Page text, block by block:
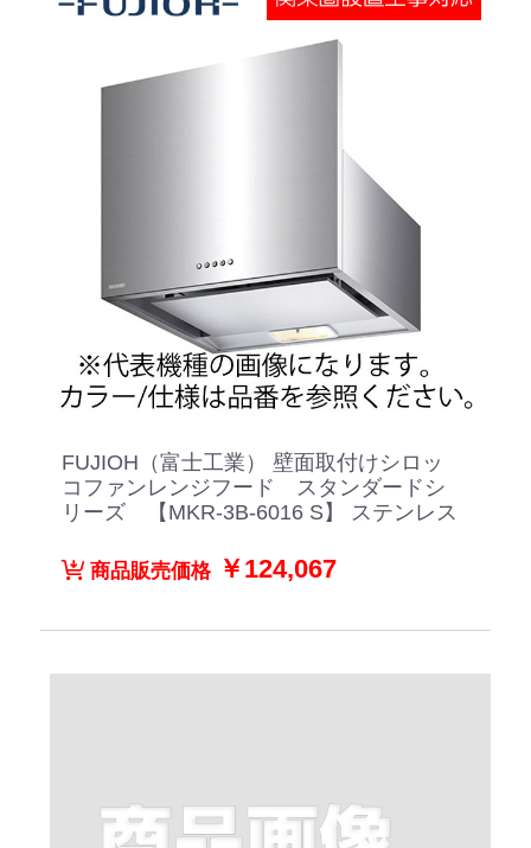
FUJIOH（富士工業） 壁面取付けシロッ
コファンレンジフード スタンダードシ
リーズ 【MKR-3B-6016 S】 ステンレス
商品販売価格￥124,067